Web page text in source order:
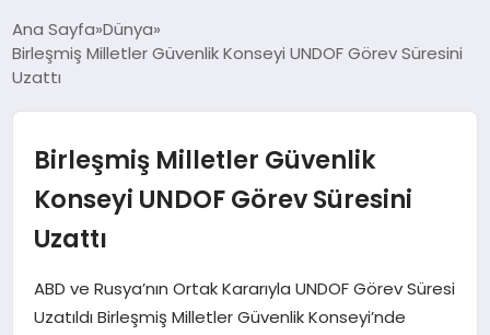
YAŞAM
EKONOMI
DÜNYA
MAGAZIN
Ana Sayfa Dünya
Birleşmiş Milletler Güvenlik Konseyi UNDOF Görev Süresini
Uzattı
Birleşmiş Milletler Güvenlik
Konseyi UNDOF Görev Süresini
Uzattı
ABD ve Rusya’nın Ortak Kararıyla UNDOF Görev Süresi
Uzatıldı Birleşmiş Milletler Güvenlik Konseyi’nde